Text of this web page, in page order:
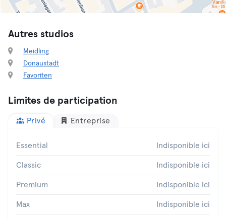
Autres studios
Meidling
Donaustadt
Favoriten
Limites de participation
Privé Entreprise
Essential Indisponible ici
Classic Indisponible ici
Premium Indisponible ici
Max Indisponible ici